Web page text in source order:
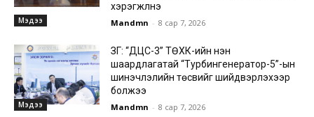
Мэдээ
хэрэгжүүлнэ
Mandmn - 8 сар 7, 2026
Мэдээ
ЗГ: “ДЦС-3” ТӨХК-ийн нэн
шаардлагатай “Турбингенератор-5”-ын
шинэчлэлийн төсвийг шийдвэрлэхээр
болжээ
Mandmn - 8 сар 7, 2026